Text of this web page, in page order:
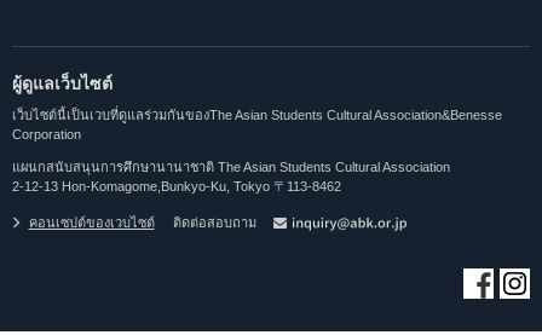
ผู้ดูแลเว็บไซต์
เว็บไซต์นี้เป็นเวบที่ดูแลร่วมกันของThe Asian Students Cultural Association&Benesse
Corporation
แผนกสนับสนุนการศึกษานานาชาติ The Asian Students Cultural Association
2-12-13 Hon-Komagome,Bunkyo-Ku, Tokyo 〒113-8462
คอนเซปต์ของเวบไซต์ ติดต่อสอบถาม